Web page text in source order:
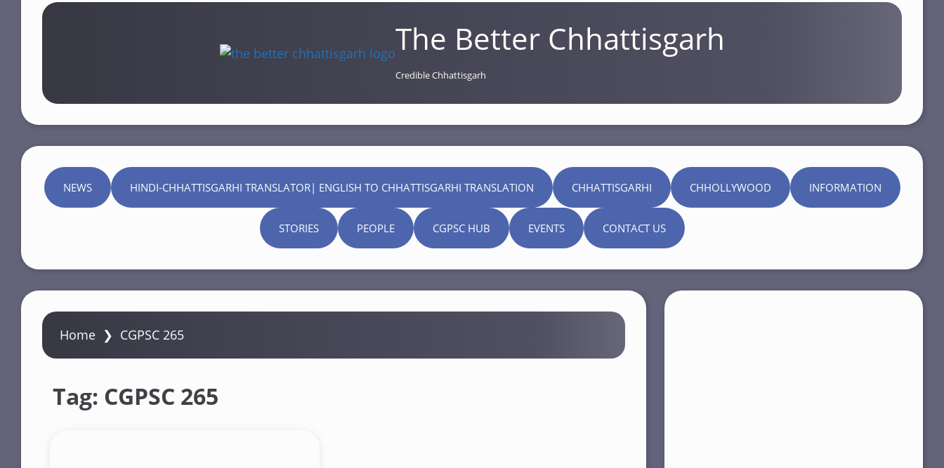
The Better Chhattisgarh
Credible Chhattisgarh
NEWS HINDI-CHHATTISGARHI TRANSLATOR| ENGLISH TO CHHATTISGARHI TRANSLATION CHHATTISGARHI CHHOLLYWOOD INFORMATION
STORIES PEOPLE CGPSC HUB EVENTS CONTACT US
Home ❯ CGPSC 265
Tag: CGPSC 265